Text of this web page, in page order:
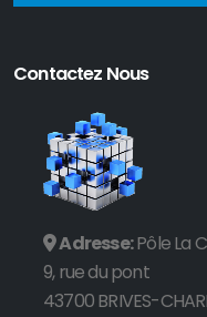
Contactez Nous
Adresse:Pôle La
9, rue du pont
43700 BRIVES-